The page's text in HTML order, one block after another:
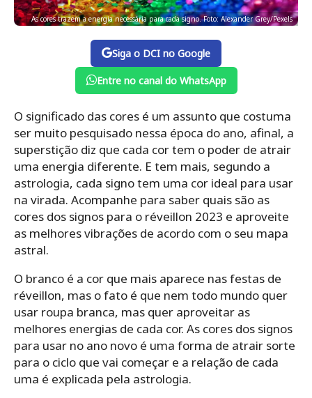
As cores trazem a energia necessária para cada signo. Foto: Alexander Grey/Pexels
Siga o DCI no Google
Entre no canal do WhatsApp
O significado das cores é um assunto que costuma
ser muito pesquisado nessa época do ano, afinal, a
superstição diz que cada cor tem o poder de atrair
uma energia diferente. E tem mais, segundo a
astrologia, cada signo tem uma cor ideal para usar
na virada. Acompanhe para saber quais são as
cores dos signos para o réveillon 2023 e aproveite
as melhores vibrações de acordo com o seu mapa
astral.
O branco é a cor que mais aparece nas festas de
réveillon, mas o fato é que nem todo mundo quer
usar roupa branca, mas quer aproveitar as
melhores energias de cada cor. As cores dos signos
para usar no ano novo é uma forma de atrair sorte
para o ciclo que vai começar e a relação de cada
uma é explicada pela astrologia.